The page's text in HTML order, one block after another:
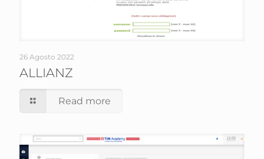
26 Agosto 2022
ALLIANZ
Read more